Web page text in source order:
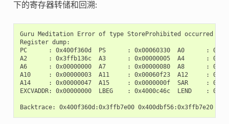
下的寄存器转储和回溯:
Guru Meditation Error of type StoreProhibited occurred on
Register dump:
PC      : 0x400f360d  PS      : 0x00060330  A0      :
A2      : 0x3ffb136c  A3      : 0x00000005  A4      :
A6      : 0x00000000  A7      : 0x00000080  A8      :
A10     : 0x00000003  A11     : 0x00060f23  A12     :
A14     : 0x00000047  A15     : 0x0000000f  SAR     :
EXCVADDR: 0x00000000  LBEG    : 0x4000c46c  LEND    :